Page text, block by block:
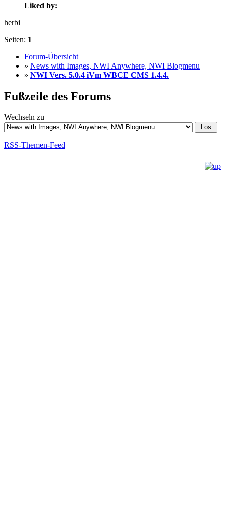
Liked by:
herbi
Seiten: 1
Forum-Übersicht
» News with Images, NWI Anywhere, NWI Blogmenu
» NWI Vers. 5.0.4 iVm WBCE CMS 1.4.4.
Fußzeile des Forums
Wechseln zu
RSS-Themen-Feed